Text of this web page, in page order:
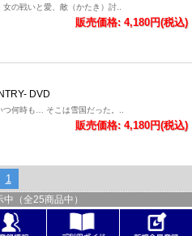
の戦いと愛、敵（かたき）討..
販売価格: 4,180円(税込)
DVD
つ何時も… そこは雪国だった。..
販売価格: 4,180円(税込)
1
中（全25商品中）